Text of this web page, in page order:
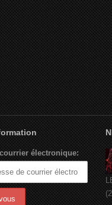
électronique: